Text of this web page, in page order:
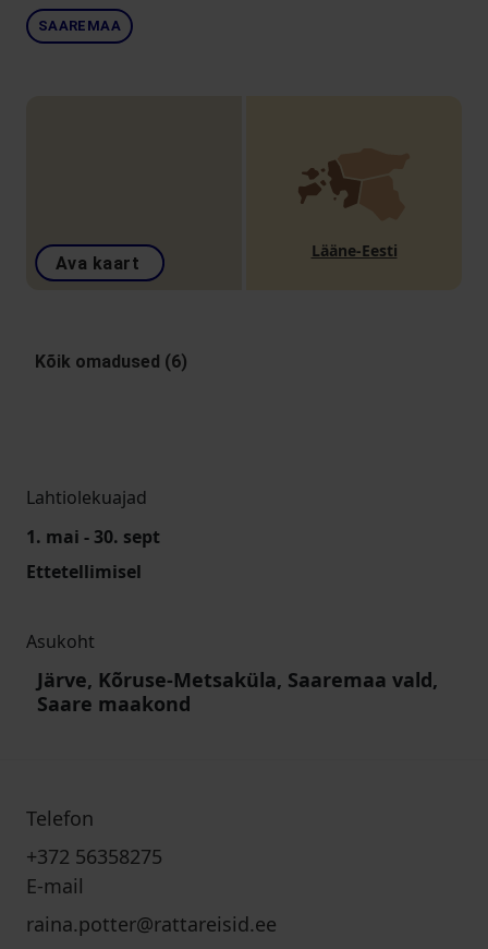
SAAREMAA
Ava kaart
Lääne-Eesti
Kõik omadused (6)
Lahtiolekuajad
1. mai - 30. sept
Ettetellimisel
Asukoht
Järve, Kõruse-Metsaküla, Saaremaa vald,
Saare maakond
Telefon
+372 56358275
E-mail
raina.potter@rattareisid.ee